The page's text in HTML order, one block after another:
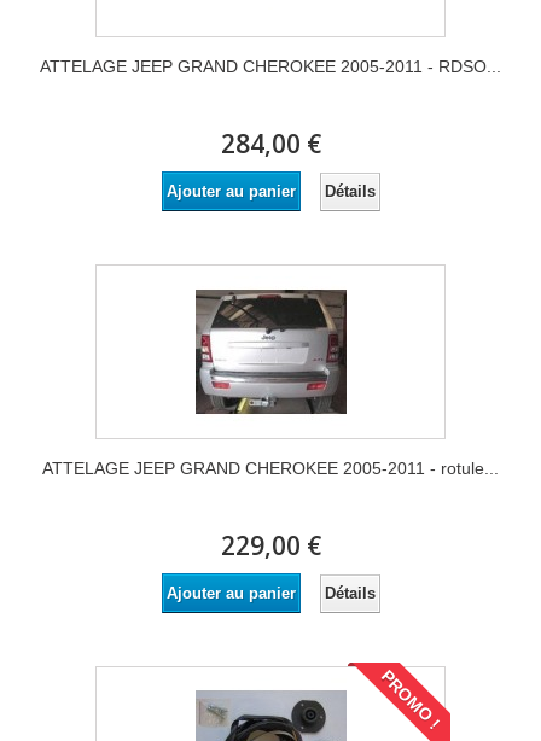
ATTELAGE JEEP GRAND CHEROKEE 2005-2011 - RDSO...
284,00 €
Ajouter au panier Détails
ATTELAGE JEEP GRAND CHEROKEE 2005-2011 - rotule...
229,00 €
Ajouter au panier Détails
PROMO !